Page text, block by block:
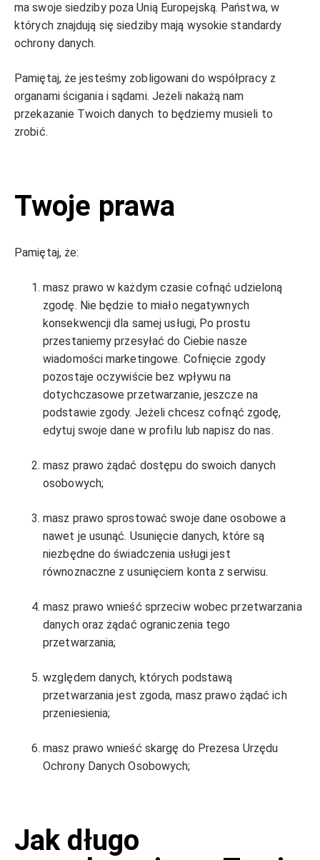
ma swoje siedziby poza Unią Europejską. Państwa, w
których znajdują się siedziby mają wysokie standardy
ochrony danych.
Pamiętaj, że jesteśmy zobligowani do współpracy z
organami ścigania i sądami. Jeżeli nakażą nam
przekazanie Twoich danych to będziemy musieli to
zrobić.
Twoje prawa
Pamiętaj, że:
masz prawo w każdym czasie cofnąć udzieloną
zgodę. Nie będzie to miało negatywnych
konsekwencji dla samej usługi, Po prostu
przestaniemy przesyłać do Ciebie nasze
wiadomości marketingowe. Cofnięcie zgody
pozostaje oczywiście bez wpływu na
dotychczasowe przetwarzanie, jeszcze na
podstawie zgody. Jeżeli chcesz cofnąć zgodę,
edytuj swoje dane w profilu lub napisz do nas.
masz prawo żądać dostępu do swoich danych
osobowych;
masz prawo sprostować swoje dane osobowe a
nawet je usunąć. Usunięcie danych, które są
niezbędne do świadczenia usługi jest
równoznaczne z usunięciem konta z serwisu.
masz prawo wnieść sprzeciw wobec przetwarzania
danych oraz żądać ograniczenia tego
przetwarzania;
względem danych, których podstawą
przetwarzania jest zgoda, masz prawo żądać ich
przeniesienia;
masz prawo wnieść skargę do Prezesa Urzędu
Ochrony Danych Osobowych;
Jak długo